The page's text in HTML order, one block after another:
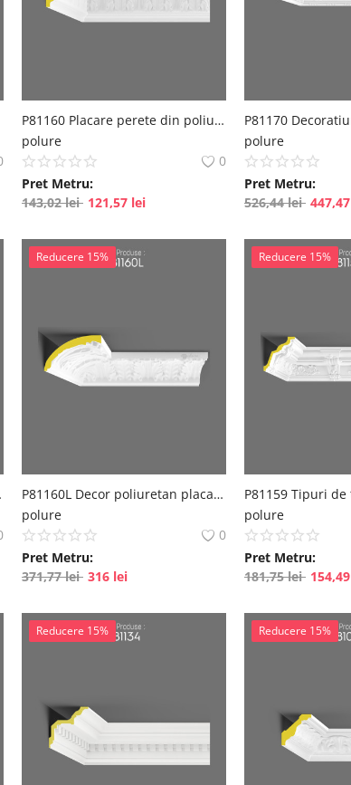
P81160 Placare perete din poliuretan
polure
0
Pret Metru:
143,02lei 121,57 lei
polure
Pret Metru:
526,44lei 447,47
Reducere 15%
P81160L Decor poliuretan placare perete
polure
0
Pret Metru:
371,77lei 316 lei
Reducere 15%
polure
Pret Metru:
181,75lei 154,49
Reducere 15% Reducere 15%